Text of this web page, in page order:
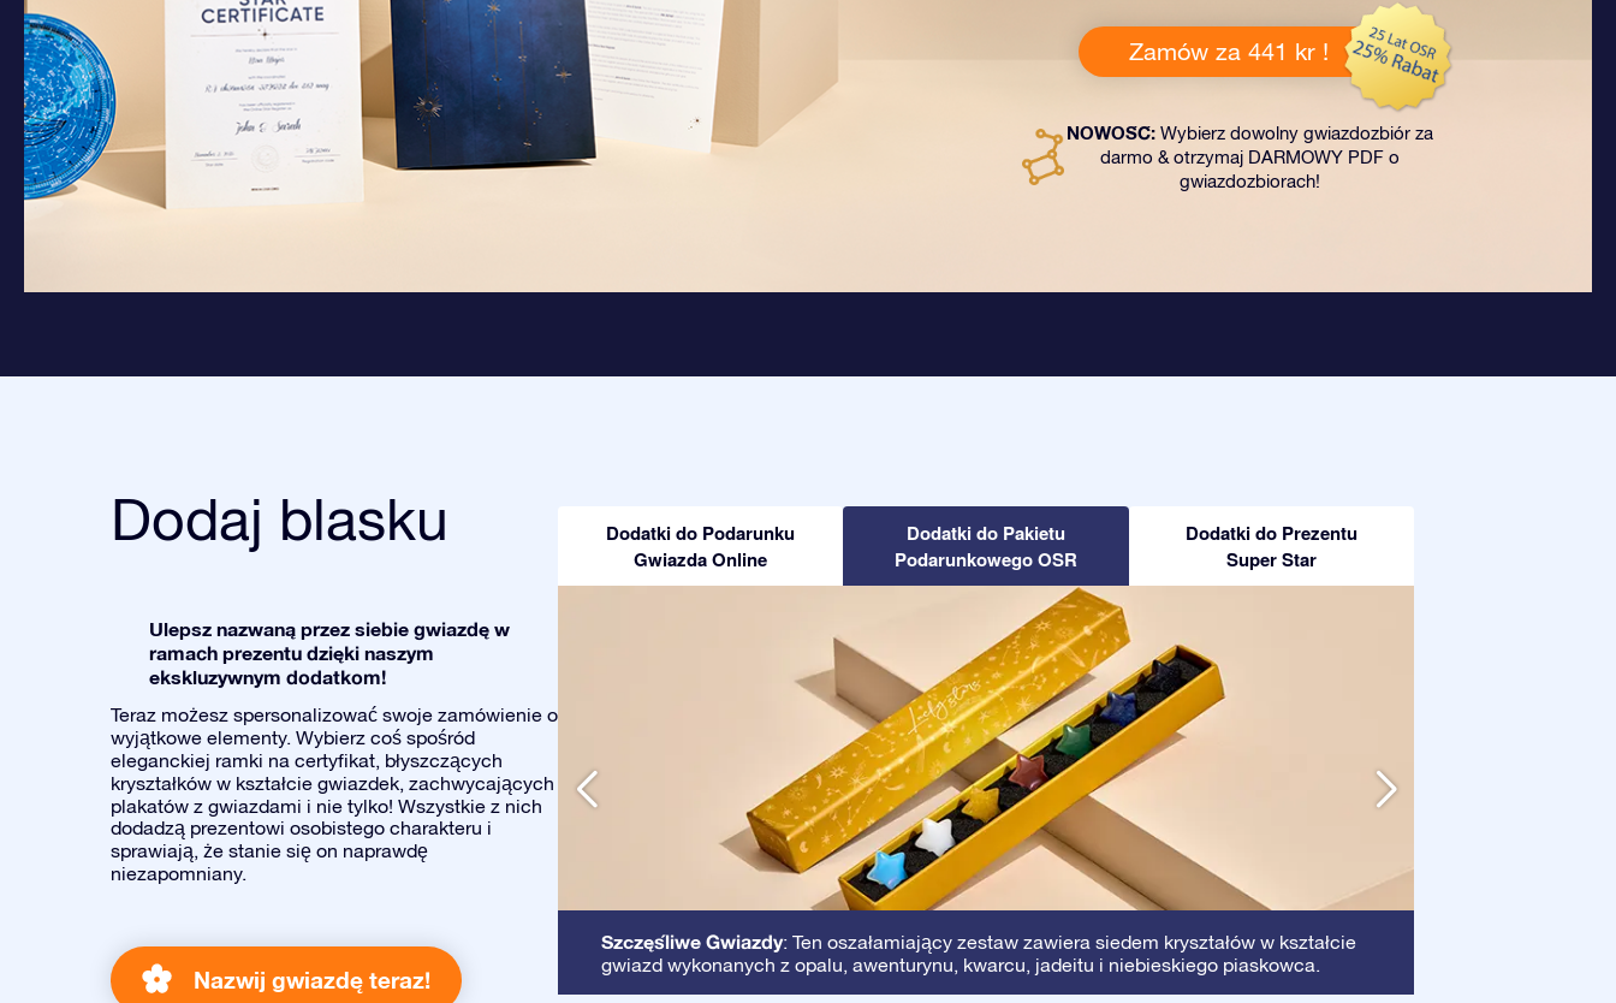
Zamów za 441 kr !
NOWOŚĆ: Wybierz dowolny gwiazdozbiór za
darmo & otrzymaj DARMOWY PDF o
gwiazdozbiorach!
Dodaj blasku
Ulepsz nazwaną przez siebie gwiazdę w
ramach prezentu dzięki naszym
ekskluzywnym dodatkom!
Teraz możesz spersonalizować swoje zamówienie o
wyjątkowe elementy. Wybierz coś spośród
eleganckiej ramki na certyfikat, błyszczących
kryształków w kształcie gwiazdek, zachwycających
plakatów z gwiazdami i nie tylko! Wszystkie z nich
dodadzą prezentowi osobistego charakteru i
sprawiają, że stanie się on naprawdę
niezapomniany.
Nazwij gwiazdę teraz!
Dodatki do Podarunku
Gwiazda Online
Dodatki do Pakietu
Podarunkowego OSR
Dodatki do Prezentu
Super Star
Szczęśliwe Gwiazdy: Ten oszałamiający zestaw zawiera siedem kryształów w kształcie
gwiazd wykonanych z opalu, awenturynu, kwarcu, jadeitu i niebieskiego piaskowca.